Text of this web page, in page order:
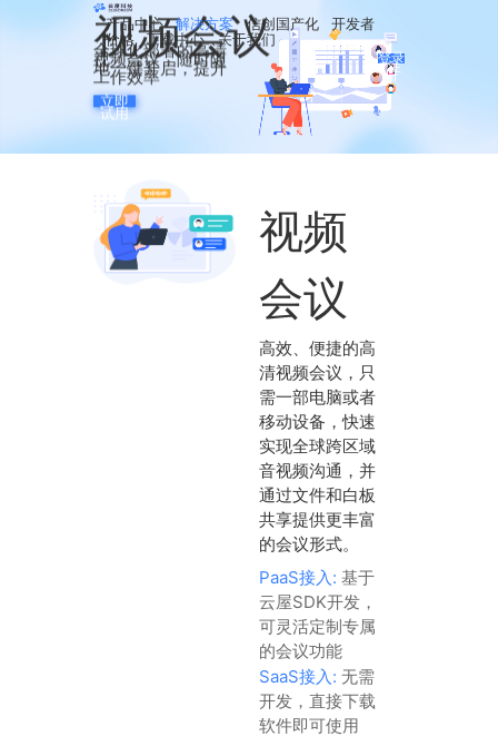
产品中心 解决方案 信创国产化
开发者
价格
下载中心 关于我们
登录
/ 注
册
视频会议
全球化部署的高清
视频会议，随时随
地一键开启，提升
工作效率
立即
试用
视频
会议
高效、便捷的高
清视频会议，只
需一部电脑或者
移动设备，快速
实现全球跨区域
音视频沟通，并
通过文件和白板
共享提供更丰富
的会议形式。
PaaS接入: 基于
云屋SDK开发，
可灵活定制专属
的会议功能
SaaS接入: 无需
开发，直接下载
软件即可使用